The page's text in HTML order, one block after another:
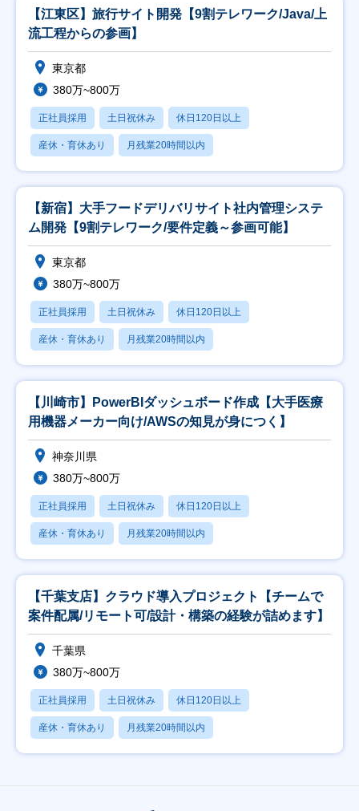
【江東区】旅行サイト開発【9割テレワーク/Java/上
流工程からの参画】
東京都
380万~800万
正社員採用 土日祝休み 休日120日以上
産休・育休あり 月残業20時間以内
【新宿】大手フードデリバリサイト社内管理システ
ム開発【9割テレワーク/要件定義～参画可能】
東京都
380万~800万
正社員採用 土日祝休み 休日120日以上
産休・育休あり 月残業20時間以内
【川崎市】PowerBIダッシュボード作成【大手医療
用機器メーカー向け/AWSの知見が身につく】
神奈川県
380万~800万
正社員採用 土日祝休み 休日120日以上
産休・育休あり 月残業20時間以内
【千葉支店】クラウド導入プロジェクト【チームで
案件配属/リモート可/設計・構築の経験が詰めます】
千葉県
380万~800万
正社員採用 土日祝休み 休日120日以上
産休・育休あり 月残業20時間以内